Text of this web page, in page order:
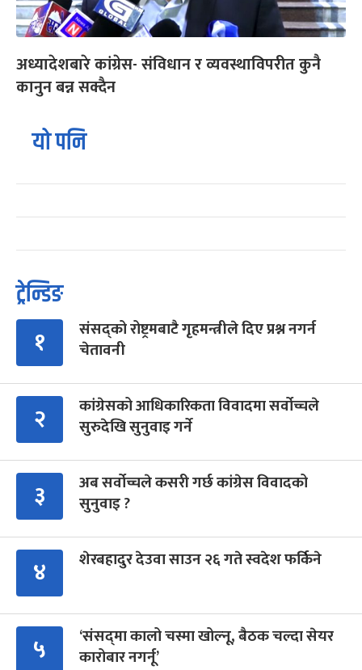
अध्यादेशबारे कांग्रेस- संविधान र व्यवस्थाविपरीत कुनै
कानुन बन्न सक्दैन
यो पनि
ट्रेन्डिङ
१
संसद्को रोष्ट्रमबाटै गृहमन्त्रीले दिए प्रश्न नगर्न
चेतावनी
२
कांग्रेसको आधिकारिकता विवादमा सर्वोच्चले
सुरुदेखि सुनुवाइ गर्ने
३
अब सर्वोच्चले कसरी गर्छ कांग्रेस विवादको
सुनुवाइ ?
४ शेरबहादुर देउवा साउन २६ गते स्वदेश फर्किने
५
‘संसद्‍मा कालो चस्मा खोल्नू, बैठक चल्दा सेयर
कारोबार नगर्नू’